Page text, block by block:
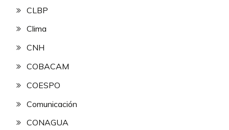
CLBP
Clima
CNH
COBACAM
COESPO
Comunicación
CONAGUA